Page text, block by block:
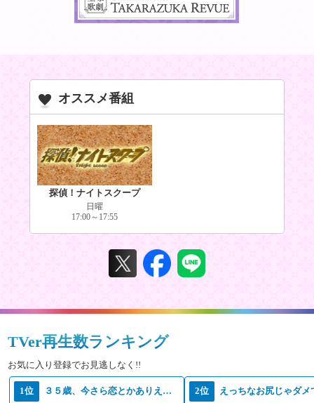
オススメ番組
探偵！ナイトスクープ
日曜
17:00～17:55
TVer再生数ランキング
お気に入り登録でお見逃しなく!!
1位 ３５歳、今さら恋とかありえない 2位 えっちなお尻じゃダメ